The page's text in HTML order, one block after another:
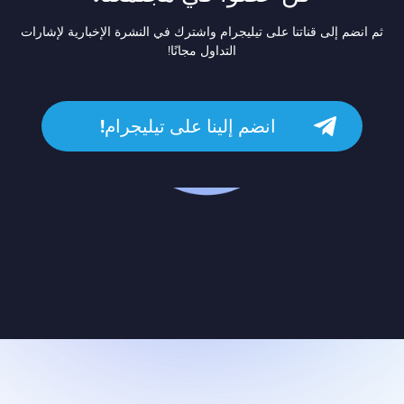
ثم انضم إلى قناتنا على تيليجرام واشترك في النشرة الإخبارية لإشارات
التداول مجانًا!
انضم إلينا على تيليجرام!